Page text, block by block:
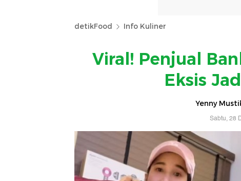
detikFood Info Kuliner
Viral! Penjual
Eksis
Yenny
Sabtu, 28